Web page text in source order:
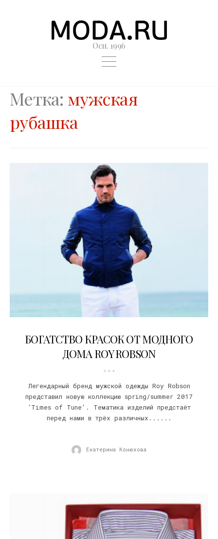
Осн. 1996
Метка: мужская
рубашка
БОГАТСТВО КРАСОК ОТ МОДНОГО
ДОМА ROY ROBSON
Легендарный бренд мужской одежды Roy Robson
представил новую коллекцию spring/summer 2017
‘Times of Tune'. Тематика изделий предстаёт
перед нами в трёх различных......
Екатерина Конюхова